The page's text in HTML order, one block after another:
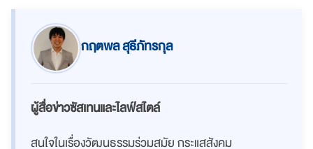
กฤตพล สุธีภัทรกุล
ผู้สื่อข่าวซัสเทนและไลฟ์สไตล์
สนใจในเรื่องวัฒนธรรมร่วมสมัย กระแสสังคม